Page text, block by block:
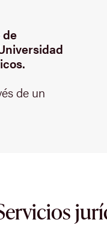
de un